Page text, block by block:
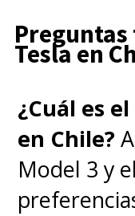
Tesla en
¿Cuál es
en Chile?
Model 3 y